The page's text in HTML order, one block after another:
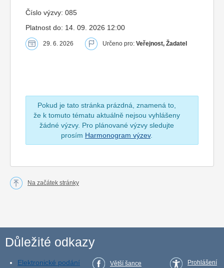
Číslo výzvy: 085
Platnost do: 14. 09. 2026 12:00
29. 6. 2026 Určeno pro: Veřejnost, Žadatel
Pokud je tato stránka prázdná, znamená to,
že k tomuto tématu aktuálně nejsou vyhlášeny
žádné výzvy. Pro plánované výzvy sledujte
prosím Harmonogram výzev.
Na začátek stránky
Důležité odkazy
Elektronické podání
Větší šance
Prohlášení